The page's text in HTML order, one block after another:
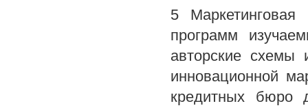
5 Маркетинговая
программ
авторские схемы
инновационной
кредитных бюро